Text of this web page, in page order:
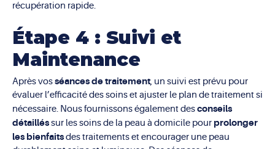
récupération rapide.
Étape 4 : Suivi et
Maintenance
Après vosséances de traitement, un suivi est prévu pour
évaluer l’efficacité des soins et ajuster le plan de traitement si
nécessaire. Nous fournissons également desconseils
détailléssur les soins de la peau à domicile pour prolonger
les bienfaitsdes traitements et encourager une peau